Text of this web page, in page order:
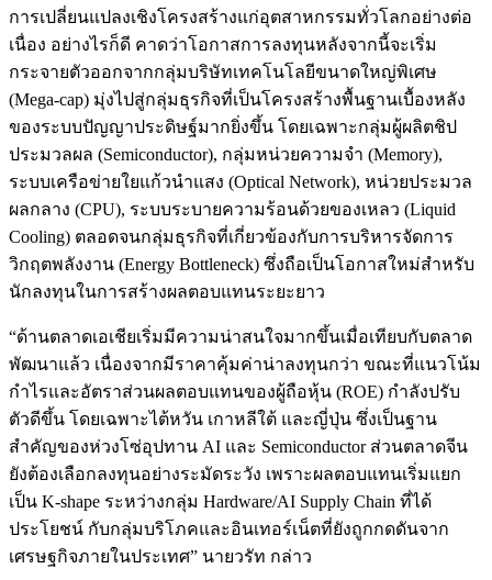
การเปลี่ยนแปลงเชิงโครงสร้างแก่อุตสาหกรรมทั่วโลกอย่างต่อ
เนื่อง อย่างไรก็ดี คาดว่าโอกาสการลงทุนหลังจากนี้จะเริ่ม
กระจายตัวออกจากกลุ่มบริษัทเทคโนโลยีขนาดใหญ่พิเศษ
(Mega-cap) มุ่งไปสู่กลุ่มธุรกิจที่เป็นโครงสร้างพื้นฐานเบื้องหลัง
ของระบบปัญญาประดิษฐ์มากยิ่งขึ้น โดยเฉพาะกลุ่มผู้ผลิตชิป
ประมวลผล (Semiconductor), กลุ่มหน่วยความจำ (Memory),
ระบบเครือข่ายใยแก้วนำแสง (Optical Network), หน่วยประมวล
ผลกลาง (CPU), ระบบระบายความร้อนด้วยของเหลว (Liquid
Cooling) ตลอดจนกลุ่มธุรกิจที่เกี่ยวข้องกับการบริหารจัดการ
วิกฤตพลังงาน (Energy Bottleneck) ซึ่งถือเป็นโอกาสใหม่สำหรับ
นักลงทุนในการสร้างผลตอบแทนระยะยาว
“ด้านตลาดเอเชียเริ่มมีความน่าสนใจมากขึ้นเมื่อเทียบกับตลาด
พัฒนาแล้ว เนื่องจากมีราคาคุ้มค่าน่าลงทุนกว่า ขณะที่แนวโน้ม
กำไรและอัตราส่วนผลตอบแทนของผู้ถือหุ้น (ROE) กำลังปรับ
ตัวดีขึ้น โดยเฉพาะไต้หวัน เกาหลีใต้ และญี่ปุ่น ซึ่งเป็นฐาน
สำคัญของห่วงโซ่อุปทาน AI และ Semiconductor ส่วนตลาดจีน
ยังต้องเลือกลงทุนอย่างระมัดระวัง เพราะผลตอบแทนเริ่มแยก
เป็น K-shape ระหว่างกลุ่ม Hardware/AI Supply Chain ที่ได้
ประโยชน์ กับกลุ่มบริโภคและอินเทอร์เน็ตที่ยังถูกกดดันจาก
เศรษฐกิจภายในประเทศ” นายวรัท กล่าว